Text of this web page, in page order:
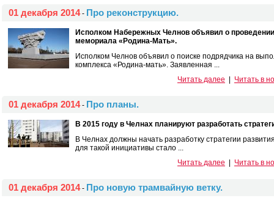
01 декабря 2014- Про реконструкцию.
Исполком Набережных Челнов объявил о
мемориала «Родина-Мать».
Исполком Челнов объявил о поиске подрядчика на
комплекса «Родина-мать». Заявленная ...
Читать далее
Читать в
01 декабря 2014- Про планы.
В 2015 году в Челнах планируют разработать
В Челнах должны начать разработку стратегии
для такой инициативы стало ...
Читать далее
Читать в
01 декабря 2014- Про новую трамвайную ветку.